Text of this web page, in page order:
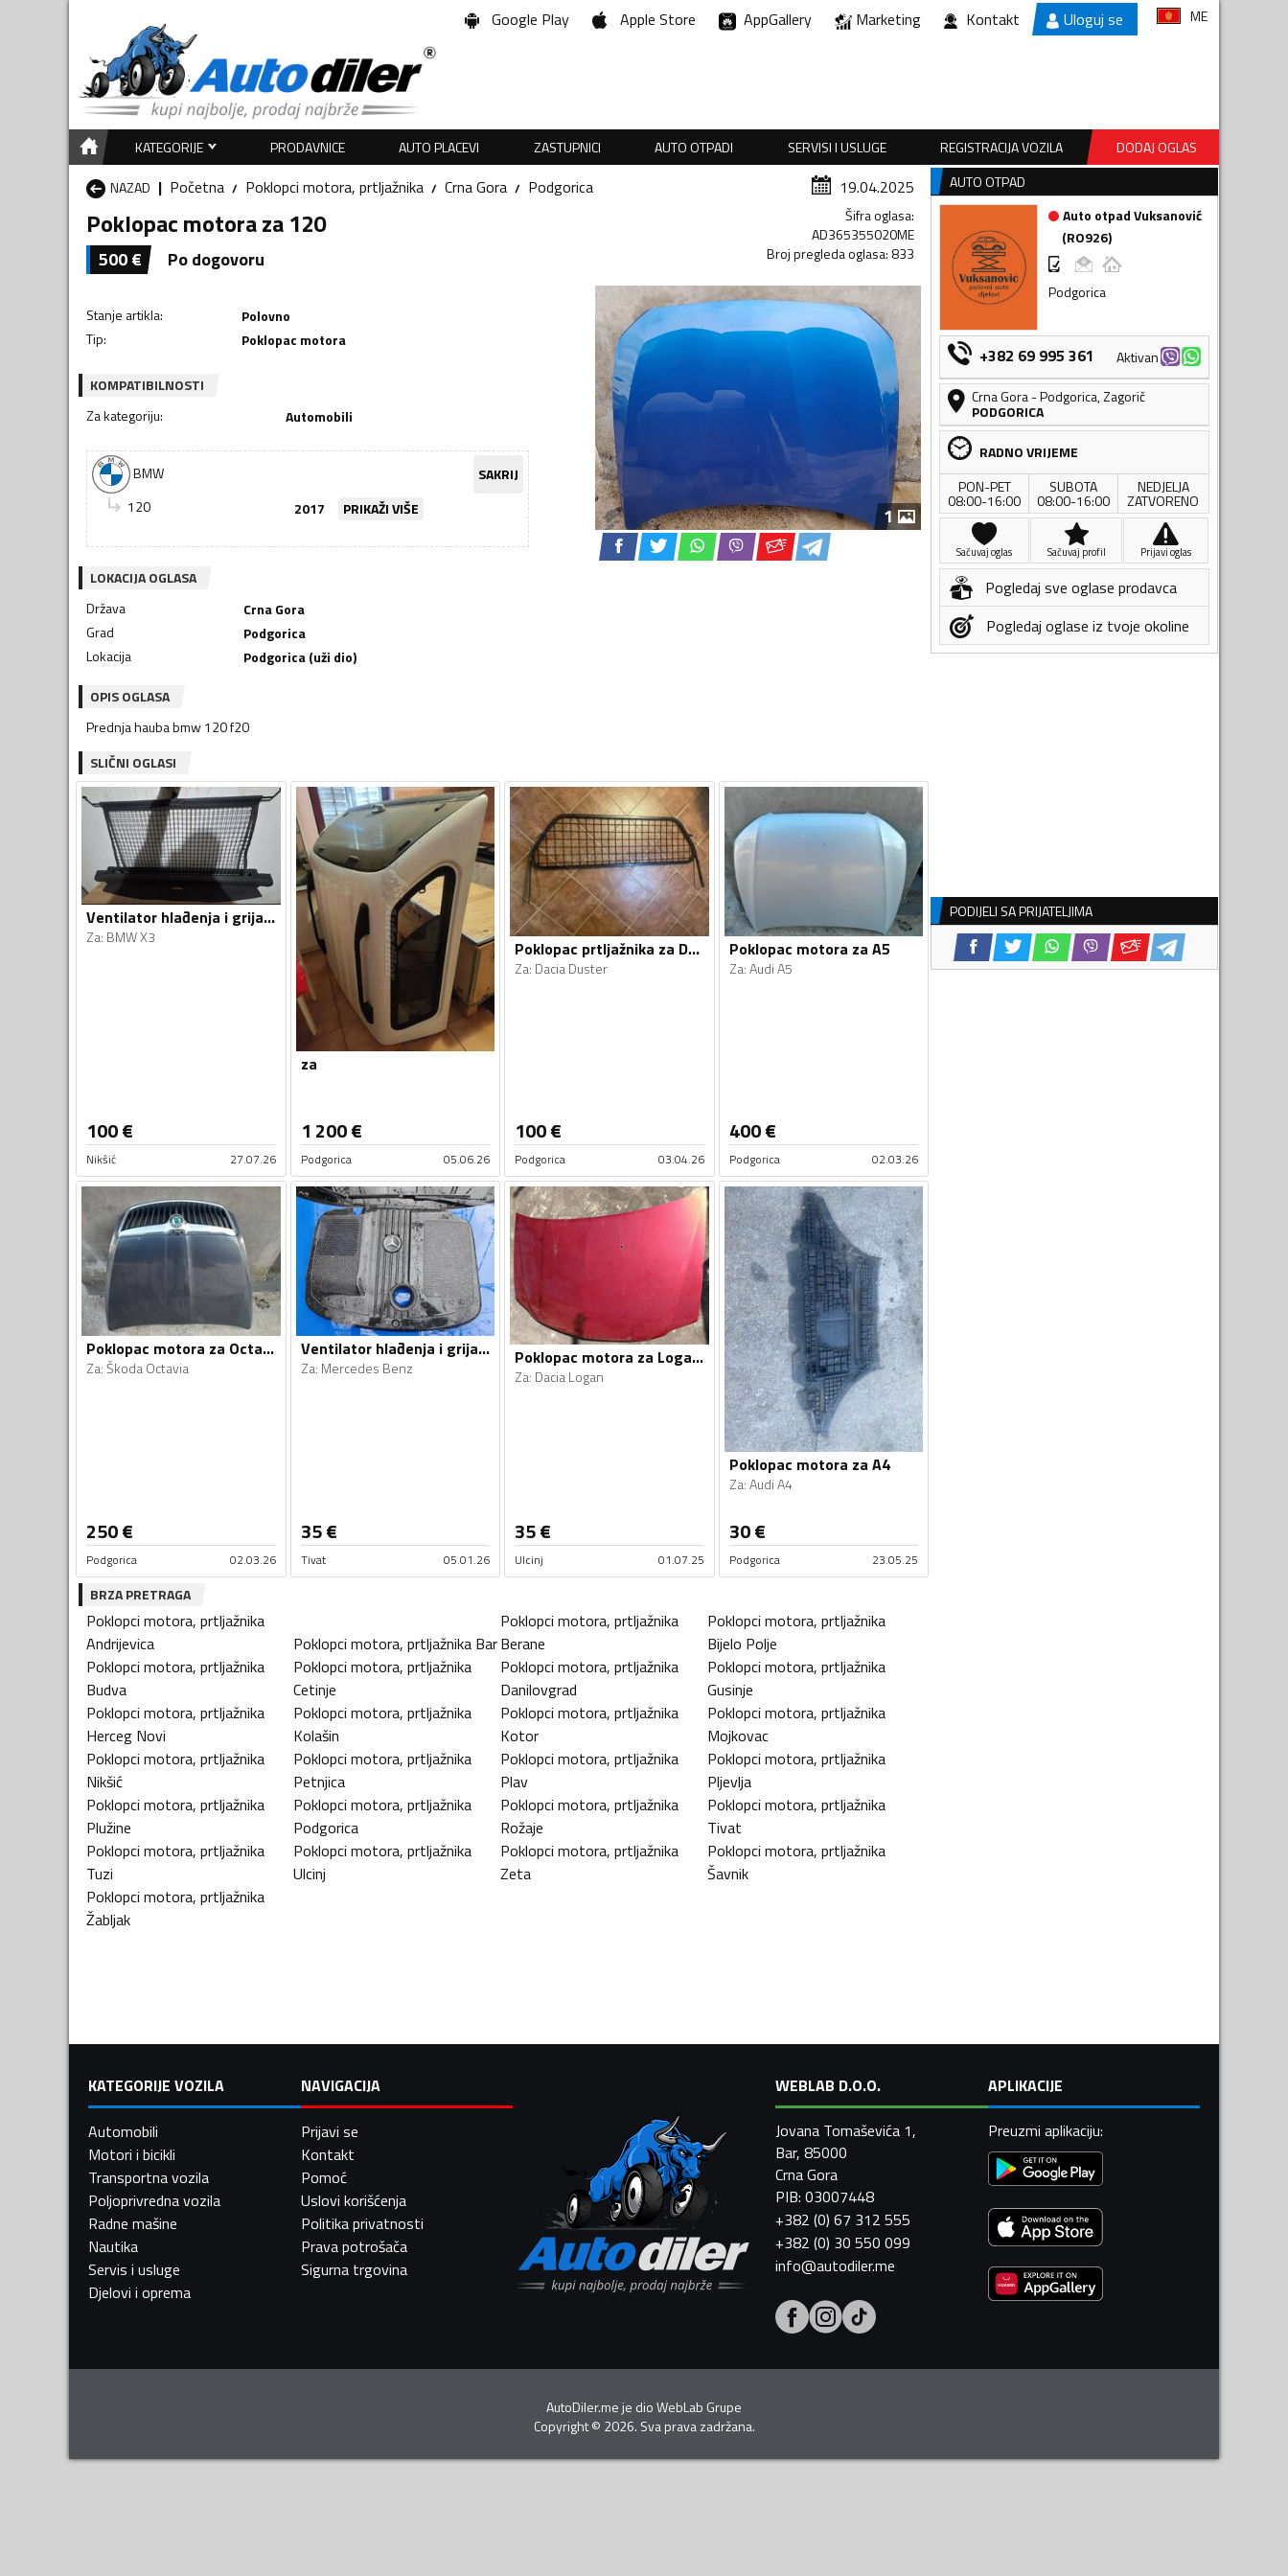
Google Play Apple Store AppGallery Marketing Kontakt Uloguj se ME
KATEGORIJE PRODAVNICE AUTO PLACEVI ZASTUPNICI AUTO OTPADI SERVISI I USLUGE REGISTRACIJA VOZILA
DODAJ OGLAS
NAZAD
Početna Poklopci motora, prtljažnika Crna Gora Podgorica 19.04.2025
Poklopac motora za 120
500€ Po dogovoru
Šifra oglasa:
AD365355020ME
Broj pregleda oglasa: 833
Stanje artikla:
Polovno
Tip: Poklopac motora
KOMPATIBILNOSTI
Za kategoriju: Automobili
BMW
SAKRIJ
120
2017 PRIKAŽI VIŠE 1
LOKACIJA OGLASA
Država
Crna Gora
Grad
Podgorica
Lokacija
Podgorica (uži dio)
OPIS OGLASA
Prednja hauba bmw 120 f20
SLIČNI OGLASI
Ventilator hlađenja i grijanja za X3
Za: BMW X3
100€
Nikšić 27.07.26
za
1 200€
Podgorica 05.06.26
Poklopac prtljažnika za Duster
Za: Dacia Duster
100€
Podgorica 03.04.26
Poklopac motora za A5
Za:Audi A5
400€
Podgorica 02.03.26
Poklopac motora za Octavia
Za:Škoda Octavia
250€
Podgorica 02.03.26
Ventilator hlađenja i grijanja za
Za: Mercedes Benz
35€
Tivat 05.01.26
Poklopac motora za Logan, Logan
Za: Dacia Logan
35€
Ulcinj 01.07.25
Poklopac motora za A4
Za:Audi A4
30€
Podgorica 23.05.25
BRZA PRETRAGA
Poklopci motora, prtljažnika
Andrijevica
Poklopci motora, prtljažnika Bar
Poklopci motora, prtljažnika
Berane
Poklopci motora, prtljažnika
Bijelo Polje
Poklopci motora, prtljažnika
Budva
Poklopci motora, prtljažnika
Cetinje
Poklopci motora, prtljažnika
Danilovgrad
Poklopci motora, prtljažnika
Gusinje
Poklopci motora, prtljažnika
Herceg Novi
Poklopci motora, prtljažnika
Kolašin
Poklopci motora, prtljažnika
Kotor
Poklopci motora, prtljažnika
Mojkovac
Poklopci motora, prtljažnika
Nikšić
Poklopci motora, prtljažnika
Petnjica
Poklopci motora, prtljažnika
Plav
Poklopci motora, prtljažnika
Pljevlja
Poklopci motora, prtljažnika
Plužine
Poklopci motora, prtljažnika
Podgorica
Poklopci motora, prtljažnika
Rožaje
Poklopci motora, prtljažnika
Tivat
Poklopci motora, prtljažnika
Tuzi
Poklopci motora, prtljažnika
Ulcinj
Poklopci motora, prtljažnika
Zeta
Poklopci motora, prtljažnika
Šavnik
Poklopci motora, prtljažnika
Žabljak
AUTO OTPAD
Auto otpad Vuksanović
(RO926)
Podgorica
+382 69 995 361
Aktivan
Crna Gora-Podgorica,Zagorič
PODGORICA
RADNO VRIJEME
PON-PET
08:00-16:00
SUBOTA
08:00-16:00
NEDJELJA
ZATVORENO
Sačuvaj oglas Sačuvaj profil Prijavi oglas
Pogledaj sve oglase prodavca
Pogledaj oglase iz tvoje okoline
PODIJELI SA PRIJATELJIMA
KATEGORIJE VOZILA
Automobili
Motori i bicikli
Transportna vozila
Poljoprivredna vozila
Radne mašine
Nautika
Servis i usluge
Djelovi i oprema
NAVIGACIJA
Prijavi se
Kontakt
Pomoć
Uslovi korišćenja
Politika privatnosti
Prava potrošača
Sigurna trgovina
WEBLAB D.O.O.
Jovana Tomaševića 1,
Bar, 85000
Crna Gora
PIB: 03007448
+382 (0) 67 312 555
+382 (0) 30 550 099
info@autodiler.me
APLIKACIJE
Preuzmi aplikaciju:
AutoDiler.me je dioWebLab Grupe
Copyright© 2026. Sva prava zadržana.